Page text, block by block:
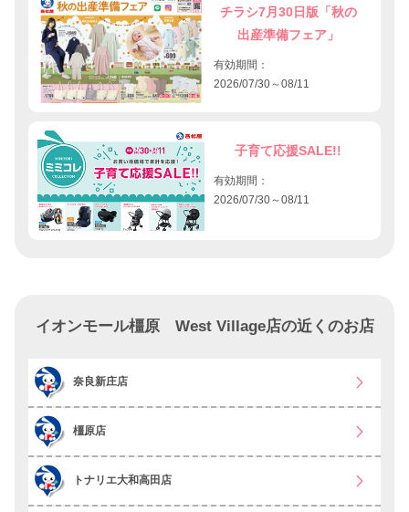
チラシ7月30日版「秋の
出産準備フェア」
有効期間：
2026/07/30～08/11
子育て応援SALE!!
有効期間：
2026/07/30～08/11
イオンモール橿原 West Village店の近くのお店
奈良新庄店
橿原店
トナリエ大和高田店